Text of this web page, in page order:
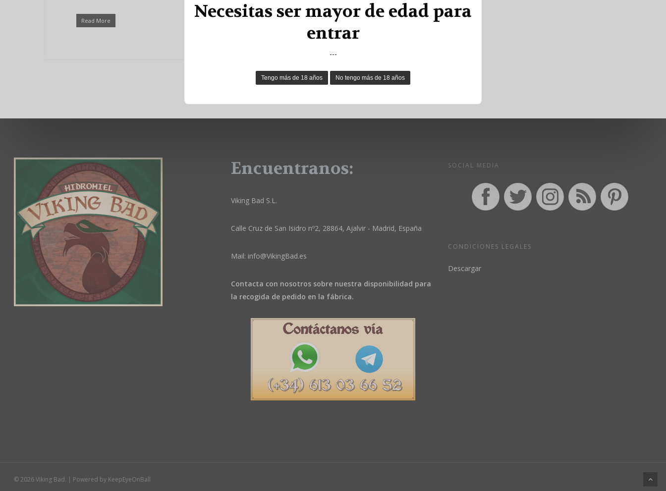
Read More
Encuentranos:
Viking Bad S.L.
Calle Cruz de San Isidro nº2, 28864, Ajalvir - Madrid, España
Mail: info@VikingBad.es
Contacta con nosotros sobre nuestra disponibilidad para
la recogida de pedido en la fábrica.
SOCIAL MEDIA
CONDICIONES LEGALES
Descargar
© 2026 Viking Bad. | Powered by KeepEyeOnBall
Necesitas ser mayor de edad para
entrar
---